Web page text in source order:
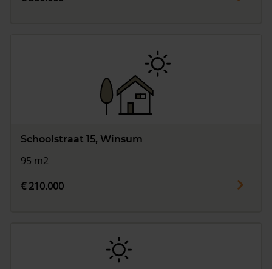
Schoolstraat 15, Winsum
95 m2
€ 210.000